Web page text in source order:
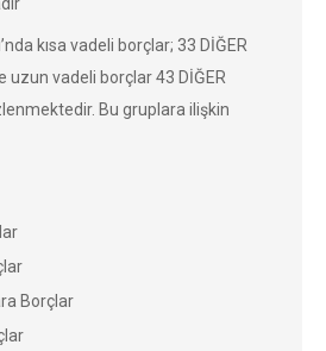
kısa vadeli borçlar; 33 DİĞER
uzun vadeli borçlar 43 DİĞER
Bu gruplara ilişkin
Borçlar